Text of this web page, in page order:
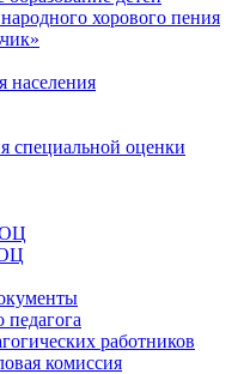
хорового пения
населения
специальной оценки
работников
комиссия